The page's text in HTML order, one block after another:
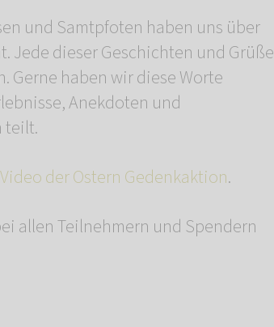
und Samtpfoten haben uns über
Jede dieser Geschichten und Grüße
Gerne haben wir diese Worte
Anekdoten und
teilt.
Video der Ostern Gedenkaktion.
allen Teilnehmern und Spendern